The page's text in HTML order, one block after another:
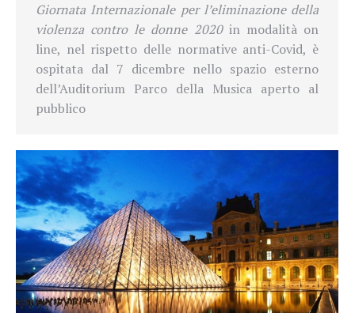
Giornata Internazionale per l’eliminazione della
violenza contro le donne 2020in modalità on
line, nel rispetto delle normative anti-Covid, è
ospitata dal 7 dicembre nello spazio esterno
dell’Auditorium Parco della Musica aperto al
pubblico